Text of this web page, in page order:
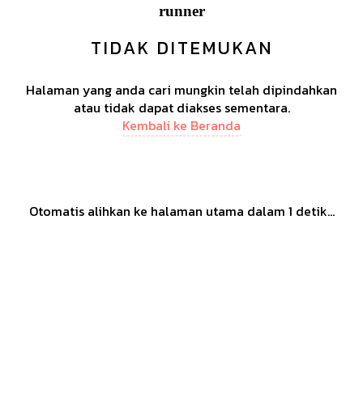
runner
TIDAK DITEMUKAN
Halaman yang anda cari mungkin telah dipindahkan
atau tidak dapat diakses sementara.
Kembali ke Beranda
Otomatis alihkan ke halaman utama dalam 1 detik...